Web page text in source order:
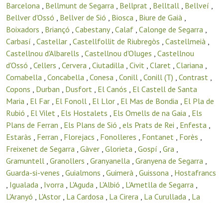
Barcelona , Bellmunt de Segarra , Bellprat , Belltall , Bellveí ,
Bellver d'Ossó , Bellver de Sió , Biosca , Biure de Gaià ,
Boixadors , Briançó , Cabestany, Calaf , Calonge de Segarra ,
Carbasí , Castellar , Castellfollit de Riubregòs , Castellmeià ,
Castellnou d'Albarells , Castellnou d'Oluges , Castellnou
d'Ossó , Cellers , Cervera , Ciutadilla , Civit , Claret , Clariana ,
Comabella , Concabella , Conesa , Conill , Conill (T) , Contrast ,
Copons , Durban , Dusfort , El Canós , El Castell de Santa
Maria , El Far , El Fonoll , El Llor , El Mas de Bondia , El Pla de
Rubió , El Vilet , Els Hostalets , Els Omells de na Gaia , Els
Plans de Ferran , Els Plans de Sió , els Prats de Rei , Enfesta ,
Estaràs , Ferran , Florejacs , Fonolleres , Fontanet , Forès ,
Freixenet de Segarra , Gàver , Glorieta , Gospí , Gra ,
Gramuntell , Granollers , Granyanella , Granyena de Segarra ,
Guarda-si-venes , Guialmons , Guimerà , Guissona , Hostafrancs
, Igualada , Ivorra , L'Aguda , L'Albió , L'Ametlla de Segarra ,
L'Aranyó , L'Astor , La Cardosa , La Cirera , La Curullada , La